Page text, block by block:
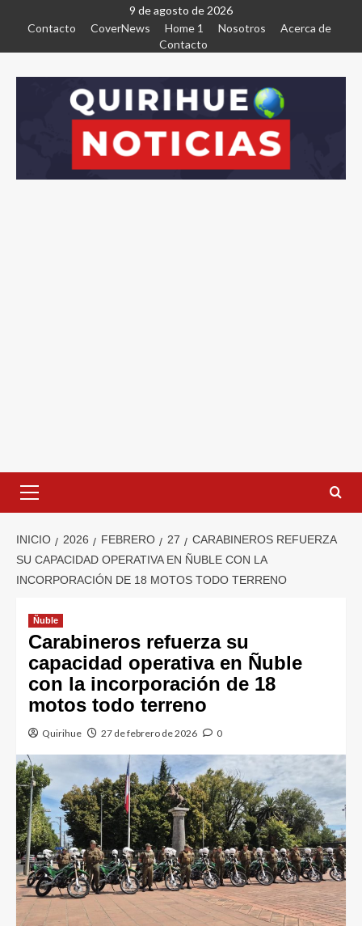
9 de agosto de 2026
Contacto
CoverNews Home 1 Nosotros
Acerca de
Contacto
INICIO 2026 FEBRERO 27
CARABINEROS REFUERZA
SU CAPACIDAD OPERATIVA EN ÑUBLE CON LA
INCORPORACIÓN DE 18 MOTOS TODO TERRENO
Ñuble
Carabineros refuerza su
capacidad operativa en Ñuble
con la incorporación de 18
motos todo terreno
Quirihue 27 de febrero de 2026 0